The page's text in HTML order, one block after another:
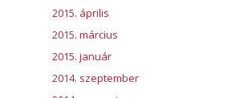
2015. április
2015. március
2015. január
2014. szeptember